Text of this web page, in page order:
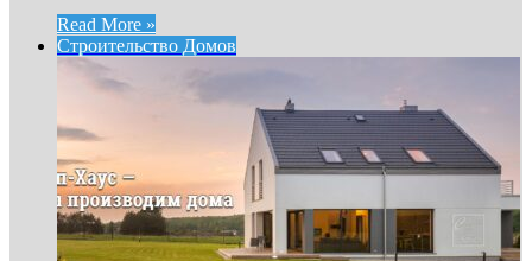
Read More »
Строительство Домов